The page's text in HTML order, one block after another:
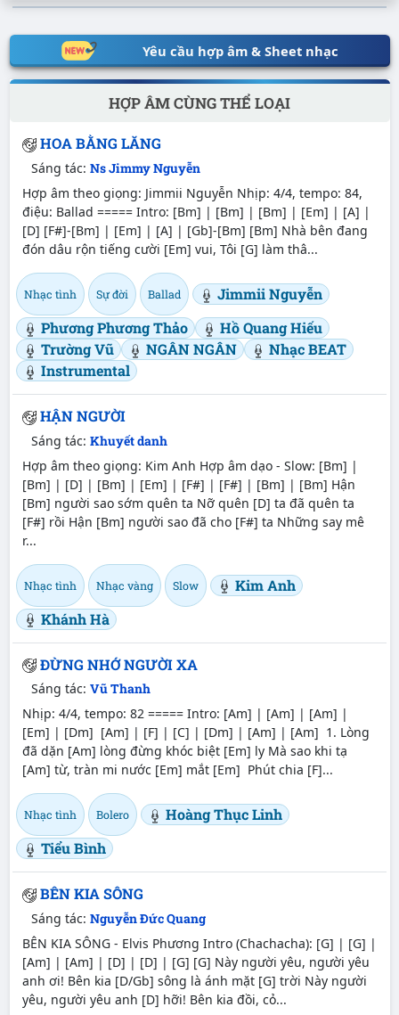
Yêu cầu hợp âm & Sheet nhạc
HỢP ÂM CÙNG THỂ LOẠI
HOA BẰNG LĂNG
Sáng tác: Ns Jimmy Nguyễn
Hợp âm theo giọng: Jimmii Nguyễn Nhịp: 4/4, tempo: 84,
điệu: Ballad ===== Intro: [Bm] | [Bm] | [Bm] | [Em] | [A] |
[D] [F#]-[Bm] | [Em] | [A] | [Gb]-[Bm] [Bm] Nhà bên đang
đón dâu rộn tiếng cười [Em] vui, Tôi [G] làm thâ...
Nhạc tình Sự đời Ballad
Jimmii Nguyễn
Phương Phương Thảo
Hồ Quang Hiếu
Trường Vũ
NGÂN NGÂN
Nhạc BEAT
Instrumental
HẬN NGƯỜI
Sáng tác: Khuyết danh
Hợp âm theo giọng: Kim Anh Hợp âm dạo - Slow: [Bm] |
[Bm] | [D] | [Bm] | [Em] | [F#] | [F#] | [Bm] | [Bm] Hận
[Bm] người sao sớm quên ta Nỡ quên [D] ta đã quên ta
[F#] rồi Hận [Bm] người sao đã cho [F#] ta Những say mê
r...
Nhạc tình Nhạc vàng Slow
Kim Anh
Khánh Hà
ĐỪNG NHỚ NGƯỜI XA
Sáng tác: Vũ Thanh
Nhịp: 4/4, tempo: 82 ===== Intro: [Am] | [Am] | [Am] |
[Em] | [Dm] [Am] | [F] | [C] | [Dm] | [Am] | [Am] 1. Lòng
đã dặn [Am] lòng đừng khóc biệt [Em] ly Mà sao khi tạ
[Am] từ, tràn mi nước [Em] mắt [Em] Phút chia [F]...
Nhạc tình Bolero
Hoàng Thục Linh
Tiểu Bình
BÊN KIA SÔNG
Sáng tác: Nguyễn Đức Quang
BÊN KIA SÔNG - Elvis Phương Intro (Chachacha): [G] | [G] |
[Am] | [Am] | [D] | [D] | [G] [G] Này người yêu, người yêu
anh ơi! Bên kia [D/Gb] sông là ánh mặt [G] trời Này người
yêu, người yêu anh [D] hỡi! Bên kia đồi, cỏ...